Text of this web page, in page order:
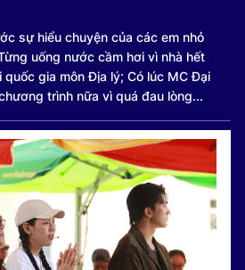
sự hiểu chuyện của các em nhỏ
uống nước cầm hơi vì nhà hết
gia môn Địa lý; Có lúc MC Đại
trình nữa vì quá đau lòng...